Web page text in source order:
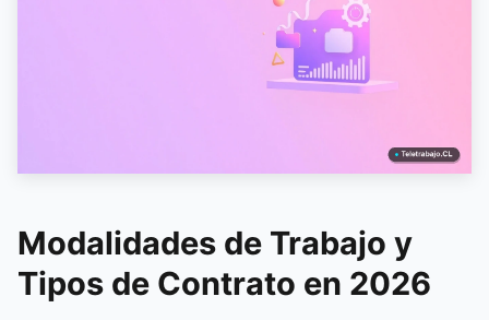
Modalidades de Trabajo y
Tipos de Contrato en 2026